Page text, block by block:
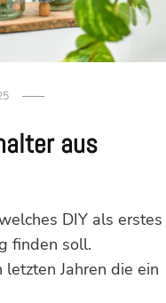
aus
DIY als erstes
finden soll.
Jahren die ein